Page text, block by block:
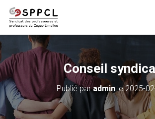
Conseil
Publié paradmin le2025-